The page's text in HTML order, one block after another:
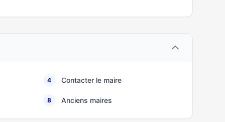
4 Contacter le maire
8 Anciens maires